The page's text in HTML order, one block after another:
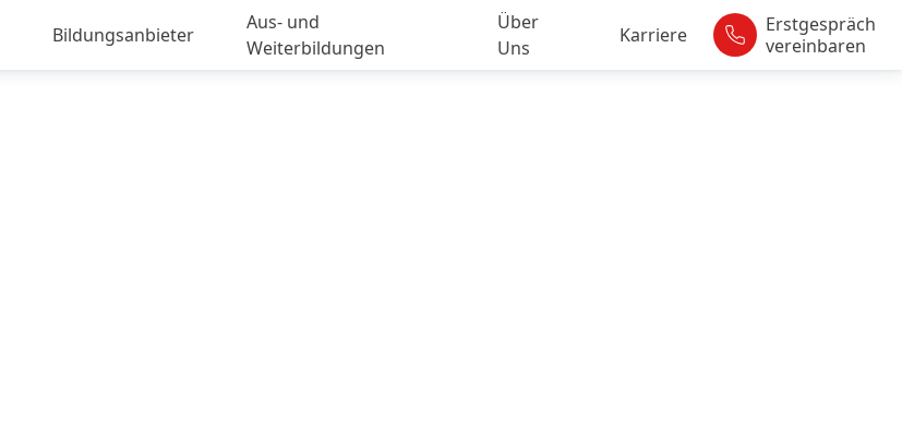
Bildungsanbieter
Aus- und
Weiterbildungen
Über
Uns
Karriere
Erstgespräch
vereinbaren